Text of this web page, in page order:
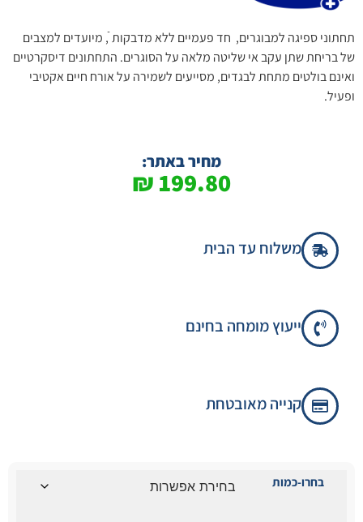
תחתוני ספיגה למבוגרים, חד פעמיים ללא מדבקות ֿ, מיועדים למצבים
של בריחת שתן עקב אי שליטה מלאה על הסוגרים. התחתונים דיסקרטיים
ואינם בולטים מתחת לבגדים, מסייעים לשמירה על אורח חיים אקטיבי
ופעיל.
מחיר באתר:
199.80
₪
משלוח עד הבית
ייעוץ מומחה בחינם
קנייה מאובטחת
בחרו-כמות